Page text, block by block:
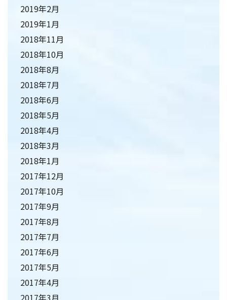
2019年2月
2019年1月
2018年11月
2018年10月
2018年8月
2018年7月
2018年6月
2018年5月
2018年4月
2018年3月
2018年1月
2017年12月
2017年10月
2017年9月
2017年8月
2017年7月
2017年6月
2017年5月
2017年4月
2017年3月